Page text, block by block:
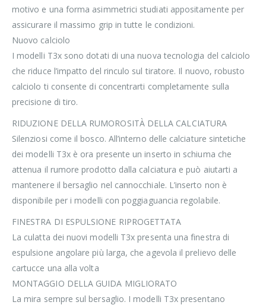
motivo e una forma asimmetrici studiati appositamente per
assicurare il massimo grip in tutte le condizioni.
Nuovo calciolo
I modelli T3x sono dotati di una nuova tecnologia del calciolo
che riduce l’impatto del rinculo sul tiratore. Il nuovo, robusto
calciolo ti consente di concentrarti completamente sulla
precisione di tiro.
RIDUZIONE DELLA RUMOROSITÀ DELLA CALCIATURA
Silenziosi come il bosco. All’interno delle calciature sintetiche
dei modelli T3x è ora presente un inserto in schiuma che
attenua il rumore prodotto dalla calciatura e può aiutarti a
mantenere il bersaglio nel cannocchiale. L’inserto non è
disponibile per i modelli con poggiaguancia regolabile.
FINESTRA DI ESPULSIONE RIPROGETTATA
La culatta dei nuovi modelli T3x presenta una finestra di
espulsione angolare più larga, che agevola il prelievo delle
cartucce una alla volta
MONTAGGIO DELLA GUIDA MIGLIORATO
La mira sempre sul bersaglio. I modelli T3x presentano